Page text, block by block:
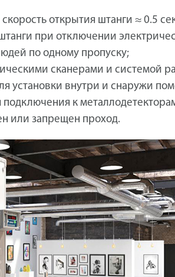
открытия штанги ≈ 0.5
при отключении
по одному пропуску;
сканерами и системой
установки внутри и снаружи
к
или запрещен проход.